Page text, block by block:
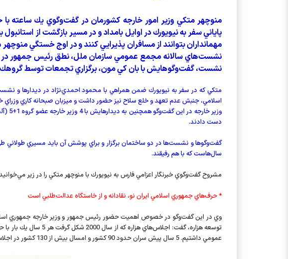
منوچهر متكي وزير امور خارجه كشورمان در گفت‌وگوي يك ساعته
پاياني سفر به نيويورك در اوايل بامداد و در مسير بازگشت از
مهمانداران بتوانند از مسافران پذيرايي كنند و در اوج خستگي
نشست‌هاي سالانه مجمع عمومي سازمان ملل، نطق رئيس جمهور
نشست، گفت‌وگوهايش با بان كي مون، برگزاري تجمعات توسط گروهك
اسلامي، جنبش عدم تعهد و خلع سلاح نيز حضور داشت و ميزبان صبحانه كاري وزراي
دست دادند.
گفت‌وگوها و نشست‌ها در دو ساختمان برگزار و براي پوشش آن بايد مسيري طولاني
سال‌هاست كه با هم رفيقند.
مشروح گفت‌وگوي خبرنگار اعزامي فارس به نيويورك با منوچهر متكي را در زير
* حرف‌هاي جمهوري اسلامي ايران نو، نقادانه و از خاستگاه عدالت‌طلبي است
وي در اين گفت‌وگو در خصوص اهميت حضور رئيس‌ جمهور و وزير خارجه جمهوري
عمومي داشتيم. 5 سال پيش سران حدود 90 كشور و امسال بيش از 130 كشور در اجلاس هزاره شركت كردند.